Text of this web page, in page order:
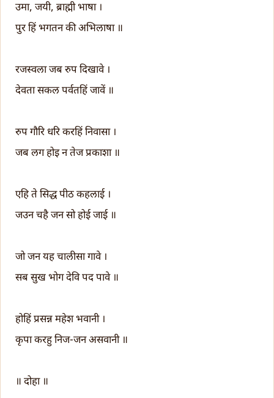
उमा, जयी, ब्राह्मी भाषा ।
पुर हिं भगतन की अभिलाषा ॥
रजस्वला जब रुप दिखावे ।
देवता सकल पर्वतहिं जावें ॥
रुप गौरि धरि करहिं निवासा ।
जब लग होइ न तेज प्रकाशा ॥
एहि ते सिद्ध पीठ कहलाई ।
जउन चहै जन सो होई जाई ॥
जो जन यह चालीसा गावे ।
सब सुख भोग देवि पद पावे ॥
होहिं प्रसन्न महेश भवानी ।
कृपा करहु निज-जन असवानी ॥
॥ दोहा ॥